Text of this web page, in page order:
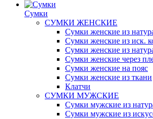
Сумки
СУМКИ ЖЕНСКИЕ
Сумки женские из
Сумки женские из иск.
Сумки женские из
Сумки женские через
Сумки женские на пояс
Сумки женские из ткани
Клатчи
СУМКИ МУЖСКИЕ
Сумки мужские из
Сумки мужские из